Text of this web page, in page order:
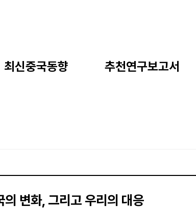
최신중국동향 추천연구보고서
변화, 그리고 우리의 대응